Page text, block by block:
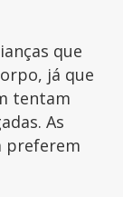
que
já que
tentam
As
preferem